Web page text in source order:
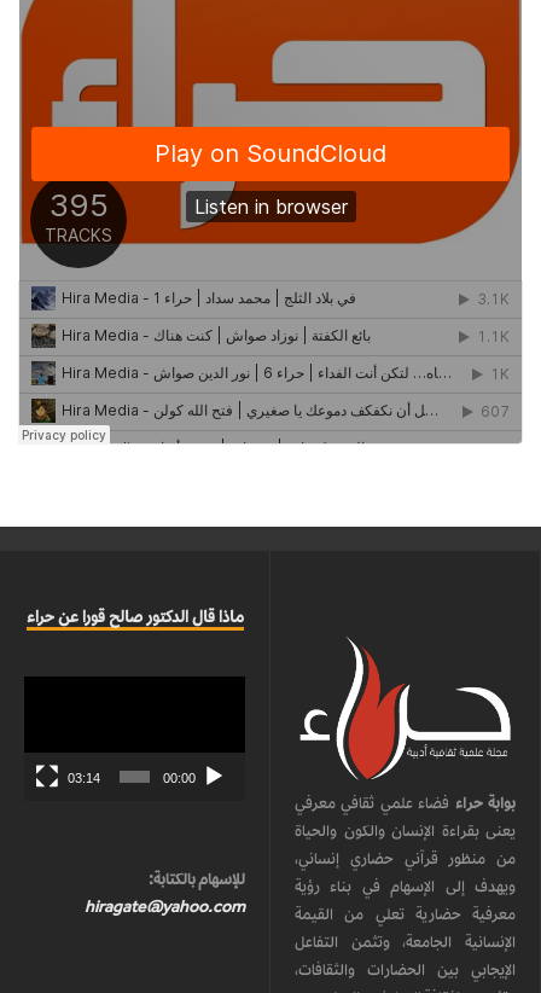
بوابة حراء فضاء علمي ثقافي معرفي
يعنى بقراءة الإنسان والكون والحياة
من منظور قرآني حضاري إنساني،
ويهدف إلى الإسهام في بناء رؤية
معرفية حضارية تعلي من القيمة
الإنسانية الجامعة، وتثمن التفاعل
الإيجابي بين الحضارات والثقافات،
ماذا قال الدكتور صالح قورا عن حراء
00:00
03:14
للإسهام بالكتابة:
hiragate@yahoo.com